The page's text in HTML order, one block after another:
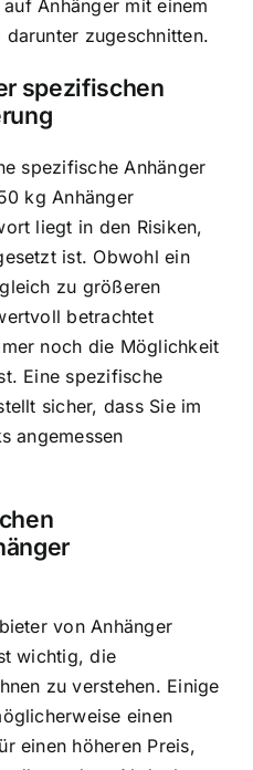
Anhänger mit einem
zugeschnitten.
spezifischen
spezifische Anhänger
kg Anhänger
liegt in den Risiken,
ist. Obwohl ein
zu größeren
betrachtet
noch die Möglichkeit
Eine spezifische
sicher, dass Sie im
angemessen
von Anhänger
wichtig, die
zu verstehen. Einige
einen
einen höheren Preis,